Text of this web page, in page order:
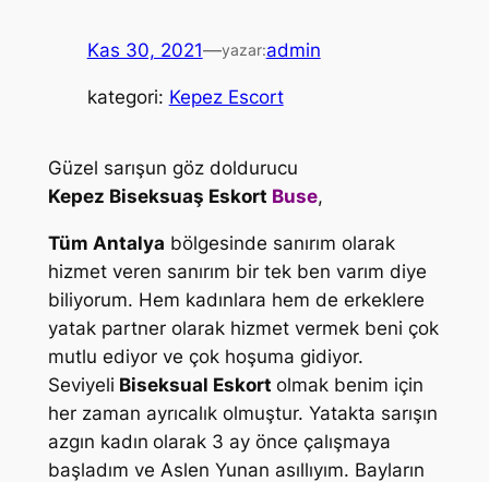
Kas 30, 2021—yazar:admin
kategori: Kepez Escort
Güzel sarışun göz doldurucu
Kepez Biseksuaş Eskort Buse,
Tüm Antalya bölgesinde sanırım olarak
hizmet veren sanırım bir tek ben varım diye
biliyorum. Hem kadınlara hem de erkeklere
yatak partner olarak hizmet vermek beni çok
mutlu ediyor ve çok hoşuma gidiyor.
Seviyeli Biseksual Eskort olmak benim için
her zaman ayrıcalık olmuştur. Yatakta sarışın
azgın kadın olarak 3 ay önce çalışmaya
başladım ve Aslen Yunan asıllıyım. Bayların